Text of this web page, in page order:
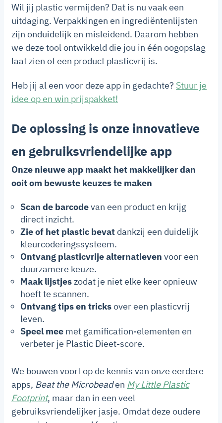
Wil jij plastic vermijden? Dat is nu vaak een
uitdaging. Verpakkingen en ingrediëntenlijsten
zijn onduidelijk en misleidend. Daarom hebben
we deze tool ontwikkeld die jou in één oogopslag
laat zien of een product plasticvrij is.
Heb jij al een voor deze app in gedachte? Stuur je
idee op en win prijspakket!
De oplossing is onze innovatieve
en gebruiksvriendelijke app
Onze nieuwe app maakt het makkelijker dan
ooit om bewuste keuzes te maken
Scan de barcodevan een product en krijg
direct inzicht.
Zie of het plastic bevat dankzij een duidelijk
kleurcoderingssysteem.
Ontvang plasticvrije alternatieven voor een
duurzamere keuze.
Maak lijstjeszodat je niet elke keer opnieuw
hoeft te scannen.
Ontvang tips en tricksover een plasticvrij
leven.
Speel mee met gamification-elementen en
verbeter je Plastic Dieet-score.
We bouwen voort op de kennis van onze eerdere
apps, Beat the Microbeaden My Little Plastic
Footprint, maar dan in een veel
gebruiksvriendelijker jasje. Omdat deze oudere